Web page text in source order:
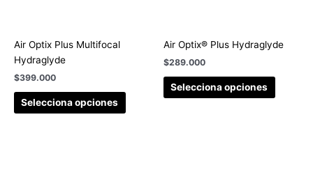
Air Optix Plus Multifocal
Hydraglyde
$399.000
Selecciona opciones
Air Optix® Plus Hydraglyde
$289.000
Selecciona opciones